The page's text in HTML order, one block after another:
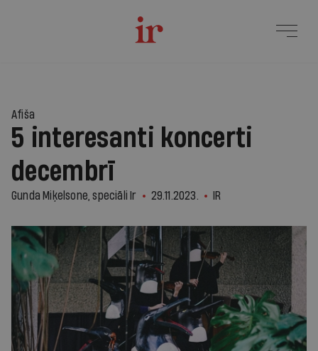
Afiša
5 interesanti koncerti
decembrī
Gunda Miķelsone, speciāli Ir 29.11.2023. IR